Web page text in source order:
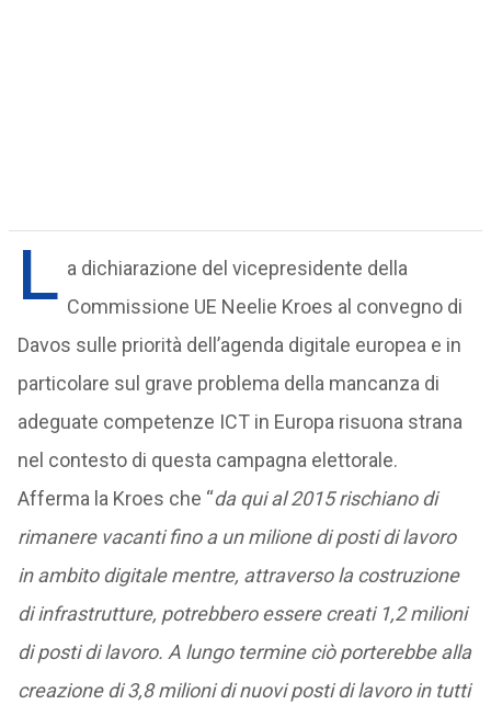
L a dichiarazione del vicepresidente della
Commissione UE Neelie Kroes al convegno di
Davos sulle priorità dell’agenda digitale europea e in
particolare sul grave problema della mancanza di
adeguate competenze ICT in Europa risuona strana
nel contesto di questa campagna elettorale.
Afferma la Kroes che “da qui al 2015 rischiano di
rimanere vacanti fino a un milione di posti di lavoro
in ambito digitale mentre, attraverso la costruzione
di infrastrutture, potrebbero essere creati 1,2 milioni
di posti di lavoro. A lungo termine ciò porterebbe alla
creazione di 3,8 milioni di nuovi posti di lavoro in tutti